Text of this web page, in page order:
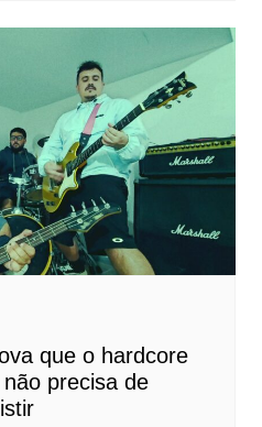
que o hardcore
precisa de